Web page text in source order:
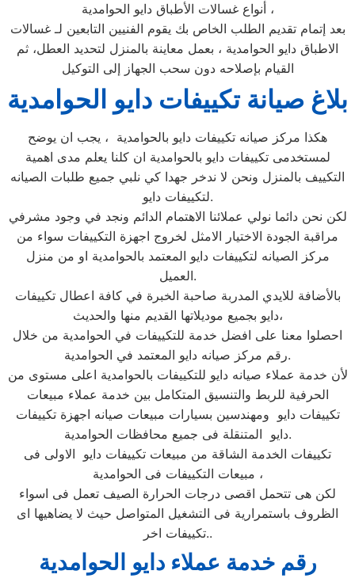
أنواع غسالات الأطباق دايو الحوامدية ،
بعد إتمام تقديم الطلب الخاص بك يقوم الفنيين التابعين لـ غسالات
الاطباق دايو الحوامدية ، بعمل معاينة بالمنزل لتحديد العطل، ثم
القيام بإصلاحه دون سحب الجهاز إلى التوكيل
بلاغ صيانة تكييفات دايو الحوامدية
هكذا مركز صيانه تكييفات دايو بالحوامدية ، يجب ان يوضح
لمستخدمى تكييفات دايو بالحوامدية ان كلنا يعلم مدى اهمية
التكييف بالمنزل ونحن لا ندخر جهدا كي نلبي جميع طلبات الصيانه
لتكييفات دايو.
لكن نحن دائما نولي عملائنا الاهتمام الدائم ونجد في وجود مشرفي
مراقبة الجودة الاختيار الامثل لخروج اجهزة التكييفات سواء من
مركز الصيانه لتكييفات دايو المعتمد بالحوامدية او من منزل
العميل.
بالأضافة للايدي المدربة صاحبة الخبرة في كافة اعطال تكييفات
دايو بجميع موديلاتها القديم منها والحديث،
احصلوا معنا على افضل خدمة للتكييفات في الحوامدية من خلال
رقم مركز صيانه دايو المعتمد في الحوامدية.
لأن خدمة عملاء صيانه دايو للتكييفات بالحوامدية اعلى مستوى من
الحرفية للربط والتنسيق المتكامل بين خدمة عملاء مبيعات
تكييفات دايو ومهندسين بسيارات مبيعات صيانه اجهزة تكييفات
دايو المتنقلة فى جميع محافظات الحوامدية.
تكييفات الخدمة الشاقة من مبيعات تكييفات دايو الاولى فى
مبيعات التكييفات فى الحوامدية ،
لكن هى تتحمل اقصى درجات الحرارة الصيف تعمل فى اسواء
الظروف باستمرارية فى التشغيل المتواصل حيث لا يضاهيها اى
تكييفات اخر..
رقم خدمة عملاء دايو الحوامدية